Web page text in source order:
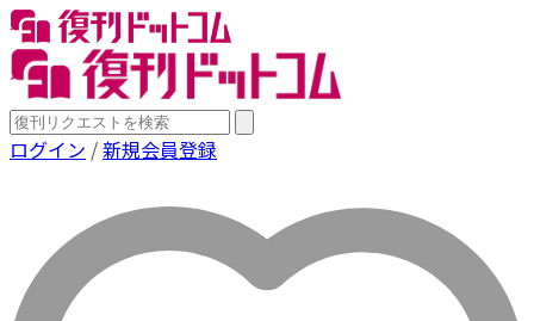
ログイン /新規会員登録